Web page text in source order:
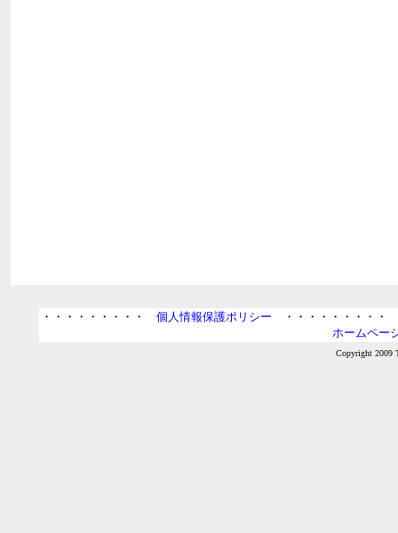
・・・・・・・・・個人情報保護ポリシー ・・・・・・・・
ホームペー
Copyright 2009